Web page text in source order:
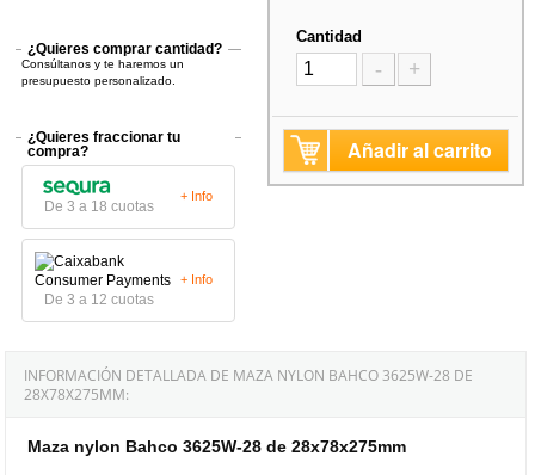
¿Quieres comprar cantidad?
Consúltanos y te haremos un
presupuesto personalizado.
¿Quieres fraccionar tu
compra?
De 3 a 18 cuotas
+ Info
De 3 a 12 cuotas
+ Info
Cantidad
- +
Añadir al carrito
INFORMACIÓN DETALLADA DE MAZA NYLON BAHCO 3625W-28 DE
28X78X275MM:
Maza nylon Bahco 3625W-28 de 28x78x275mm